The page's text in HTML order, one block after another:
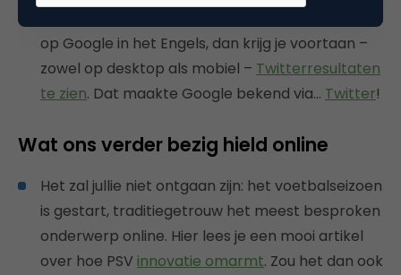
op Google in het Engels, dan krijg je voortaan –
zowel op desktop als mobiel – Twitterresultaten
te zien. Dat maakte Google bekend via… Twitter!
Wat ons verder bezig hield online
Het zal jullie niet ontgaan zijn: het voetbalseizoen
is gestart, traditiegetrouw het meest besproken
onderwerp online. Hier lees je een mooi artikel
over hoe PSV innovatie omarmt. Zou het dan ook